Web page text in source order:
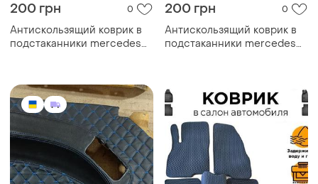
200 грн 0
Антискользящий коврик в
подстаканники mercedes
200 грн 0
Антискользящий коврик в
подстаканники mercedes